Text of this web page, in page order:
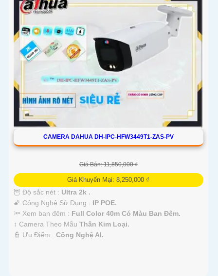
CAMERA DAHUA DH-IPC-HFW3449T1-ZAS-PV
Giá Bán: 11,850,000 ₫
Giá Khuyến Mại: 8,250,000 ₫
🦉 Độ sắc nét : Ultra 2k .
🌠 Công Nghệ Sử Dụng : IP POE.
🔦 Xem ban đêm : Full Color 40m Có Màu Ban Đêm.
↕️ Camera Theo Mẫu Thân Kim Loại.
️👮 Ưu Điểm : Công Nghệ AI.